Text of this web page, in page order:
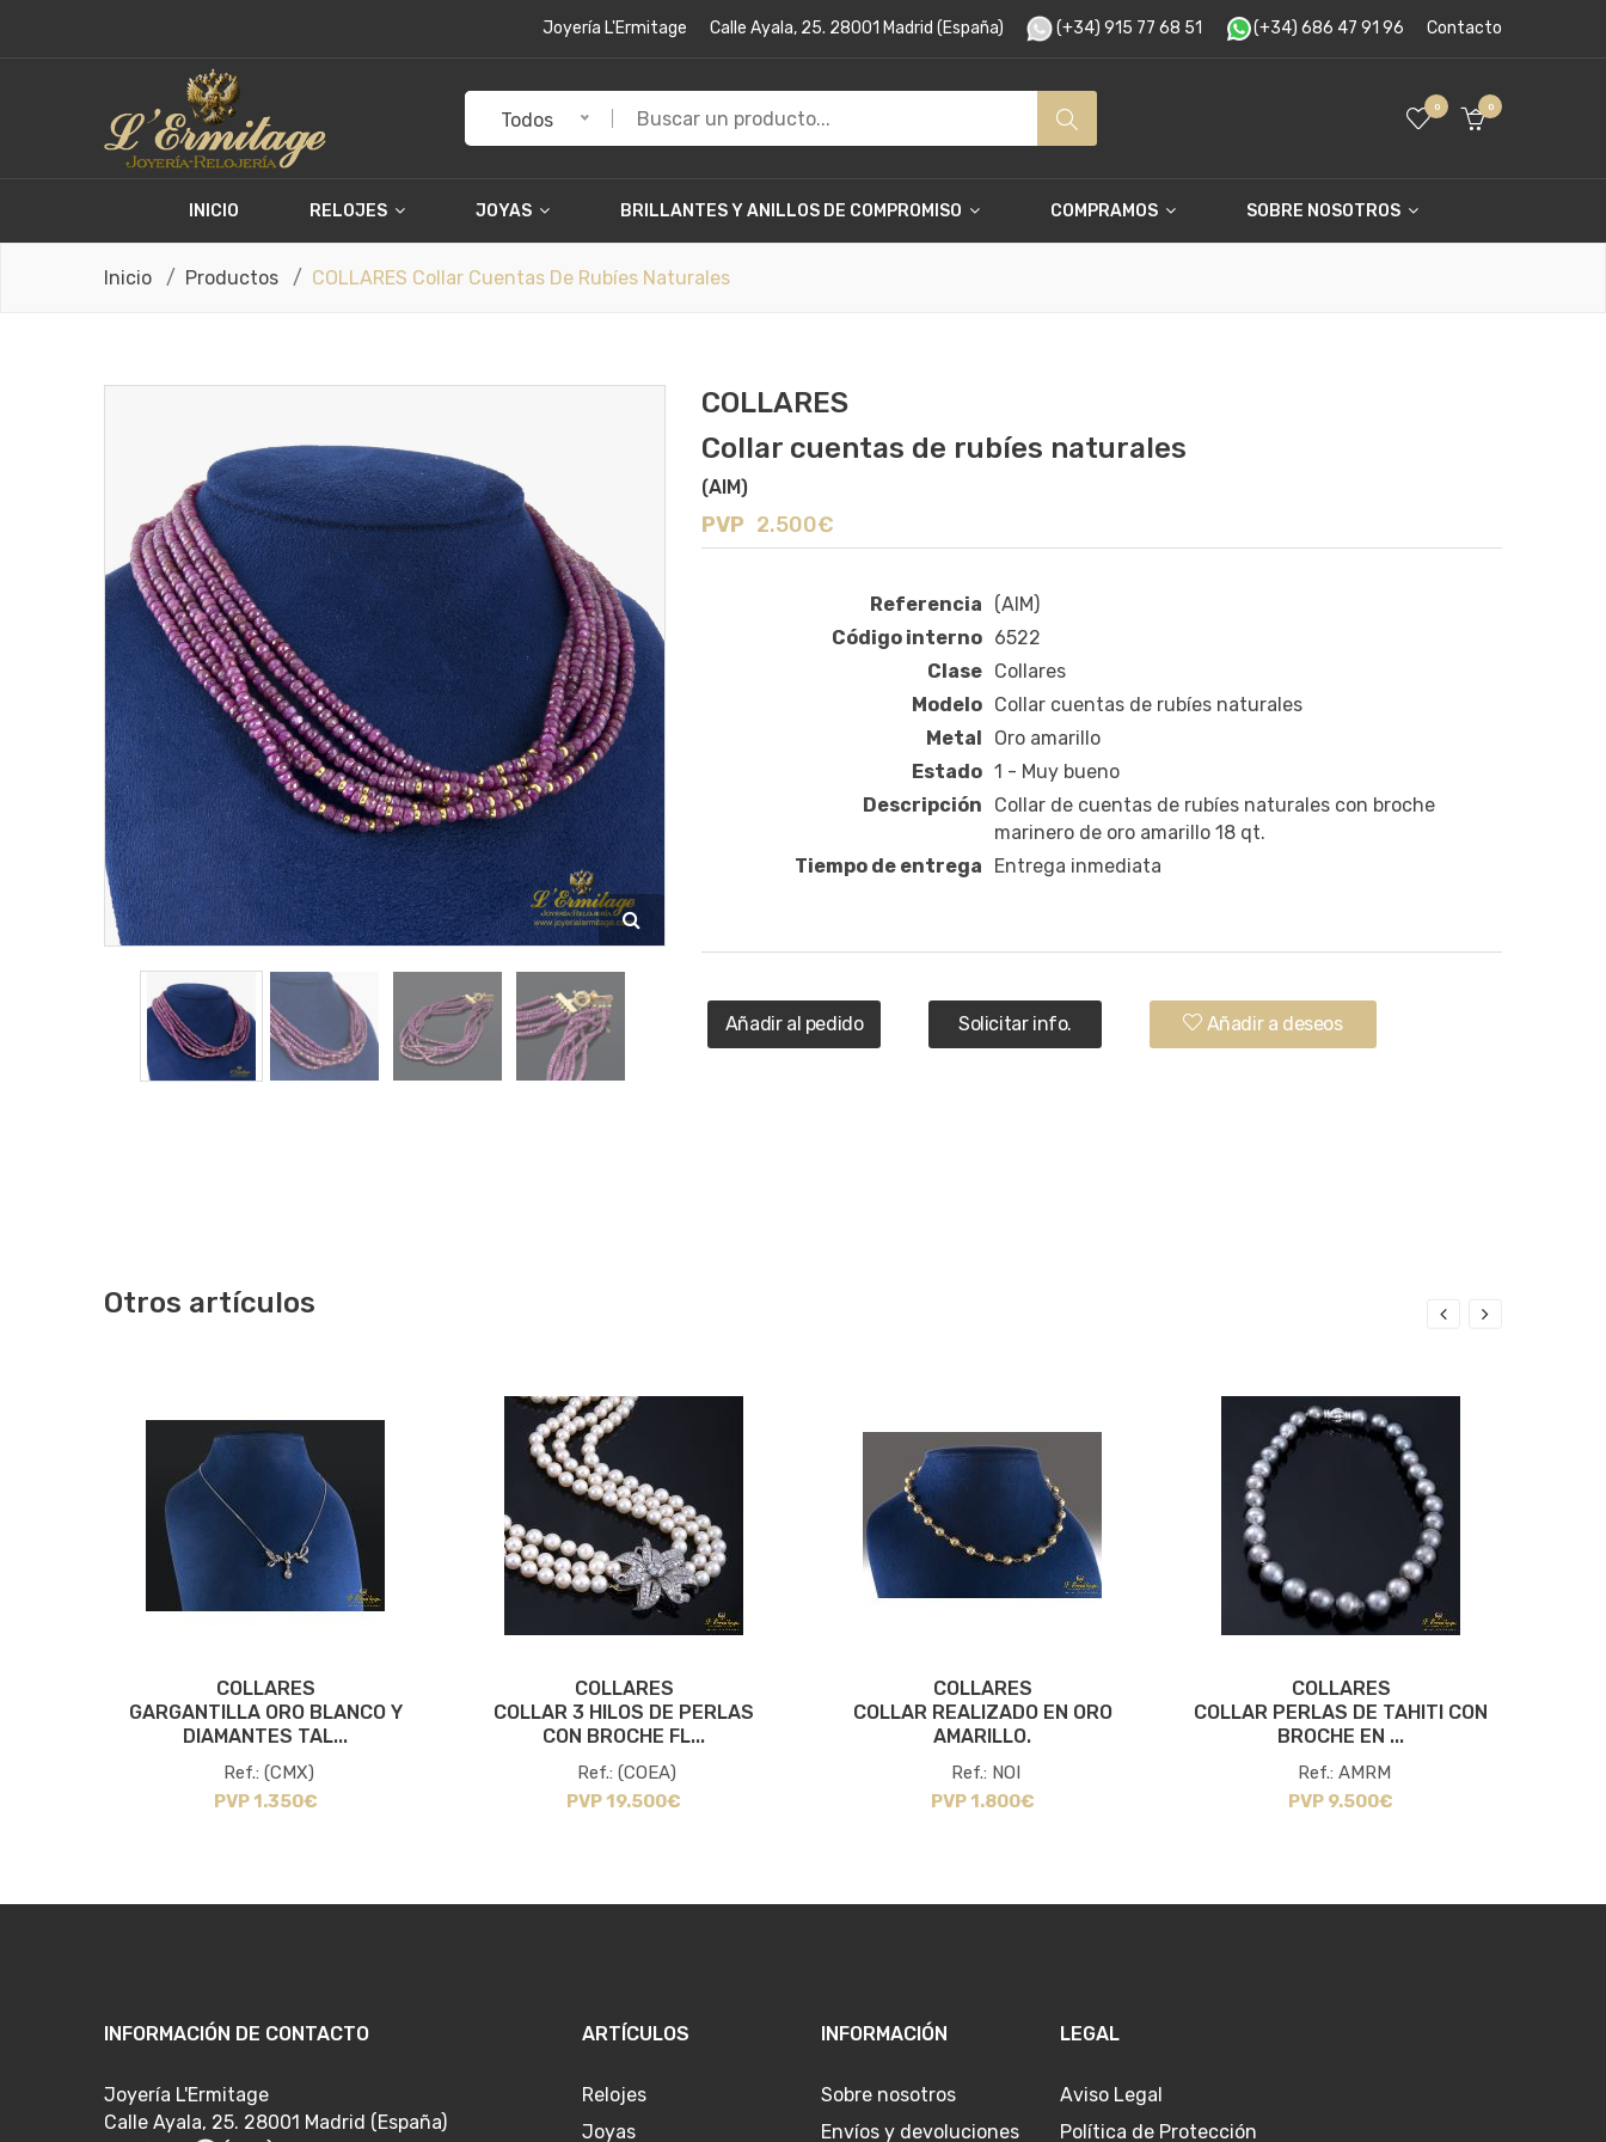
Joyería L'Ermitage Calle Ayala, 25. 28001 Madrid (España) (+34) 915 77 68 51 (+34) 686 47 91 96 Contacto
Todos
0 0
INICIO RELOJES JOYAS BRILLANTES Y ANILLOS DE COMPROMISO COMPRAMOS SOBRE NOSOTROS
Inicio Productos COLLARES Collar Cuentas De Rubíes Naturales
COLLARES
Collar cuentas de rubíes naturales
(AIM)
PVP 2.500€
Referencia
(AIM)
Código interno
6522
Clase
Collares
Modelo
Collar cuentas de rubíes naturales
Metal
Oro amarillo
Estado 1 - Muy bueno
Descripción
Collar de cuentas de rubíes naturales con broche
marinero de oro amarillo 18 qt.
Tiempo de entrega
Entrega inmediata
Añadir al pedido Solicitar info. Añadir a deseos
Otros artículos
COLLARES
GARGANTILLA ORO BLANCO Y
DIAMANTES TAL...
Ref.: (CMX)
PVP 1.350€
COLLARES
COLLAR 3 HILOS DE PERLAS
CON BROCHE FL...
Ref.: (COEA)
PVP 19.500€
COLLARES
COLLAR REALIZADO EN ORO
AMARILLO.
Ref.: NOI
PVP 1.800€
COLLARES
COLLAR PERLAS DE TAHITI CON
BROCHE EN ...
Ref.: AMRM
PVP 9.500€
INFORMACIÓN DE CONTACTO
Joyería L'Ermitage
Calle Ayala, 25. 28001 Madrid (España)
ARTÍCULOS
Relojes
Joyas
INFORMACIÓN
Sobre nosotros
Envíos y devoluciones
LEGAL
Aviso Legal
Política de Protección